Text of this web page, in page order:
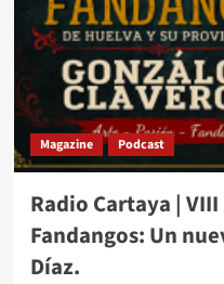
Magazine Podcast
Radio Cartaya |
Fandangos: Un
Díaz.